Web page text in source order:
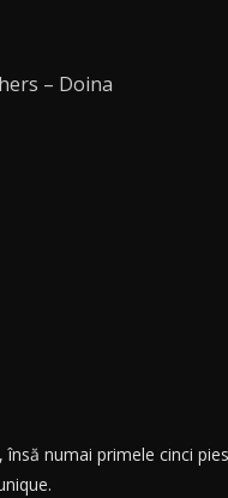
– Doina
numai primele cinci